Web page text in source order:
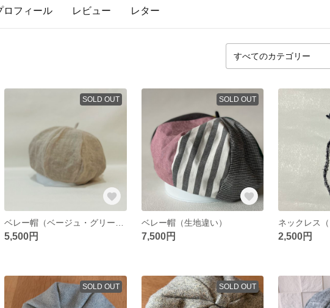
ロフィール レビュー レター
SOLD OUT
5,500円
SOLD OUT
ベレー帽（生地違い）
7,500円
ネックレス
2,500円
SOLD OUT SOLD OUT